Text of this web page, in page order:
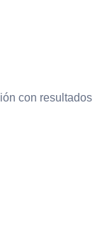
con resultados